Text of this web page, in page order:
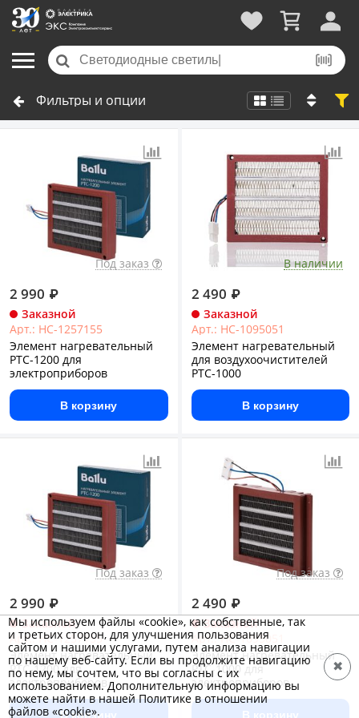
Фильтры и опции
Под заказ
2 990 ₽
Заказной
Арт.: НС-1257155
Элемент нагревательный
PTC-1200 для
электроприборов
В корзину
В наличии
2 490 ₽
Заказной
Арт.: НС-1095051
Элемент нагревательный
для воздухоочистителей
PTC-1000
В корзину
Под заказ
2 990 ₽
Заказной
Арт.: НС-1257155
Элемент нагревательный
PTC-1200 для
электроприборов
В корзину
Под заказ
2 490 ₽
Заказной
Арт.: НС-1095051
Элемент нагревательный
PTC-1000 для
электроприборов
В корзину
Мы используем файлы «cookie», как собственные, так
и третьих сторон, для улучшения пользования
сайтом и нашими услугами, путем анализа навигации
по нашему веб-сайту. Если вы продолжите навигацию
по нему, мы сочтем, что вы согласны с их
использованием. Дополнительную информацию вы
можете найти в нашей Политике в отношении
файлов «cookie».
✖